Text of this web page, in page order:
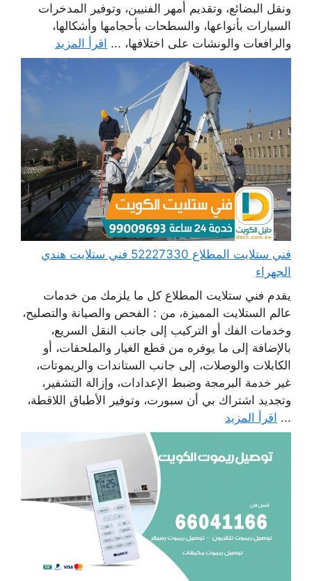
ونقل البضائع، وتقديم أمهر الفنيين، وتوفير المدخرات
السيارات بأنواعها، والسطحات بأحجامها وأشكالها،
والرافعات والونشات على اختلافها، ... اقرأ المزيد
فني ستلايت المطلاع 52227330 فني ستلايت هندي
الجهراء
يقدم فني ستلايت المطلاع كل ما يلزمك من خدمات
عالم الستلايت المميزة، من : الفحص والصيانة والتصليح،
وخدمات الفك أو التركيب إلى جانب النقل السريع،
بالإضافة إلى ما يوفره من قطع الغيار والملحقات، أو
الكابلات والوصلات، إلى جانب الستاندات والريموتات،
غير خدمة البرمجة وضبط الإعدادات، وإزالة التشفير،
وتجديد اشتراك بي أن سبورت، وتوفير الأطباق اللاقطة،
... اقرأ المزيد